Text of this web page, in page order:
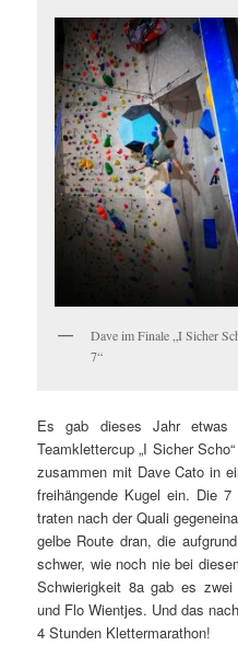
Dave im Finale „I Sicher
7“
Es gab dieses Jahr etwas
Teamklettercup „I Sicher
zusammen mit Dave Cato in
freihängende Kugel ein. Die
traten nach der Quali
gelbe Route dran, die
schwer, wie noch nie bei
Schwierigkeit 8a gab es
und Flo Wientjes. Und das nach
4 Stunden Klettermarathon!